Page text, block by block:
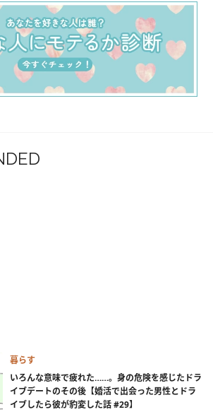
暮らす
いろんな意味で疲れた……。身の危険を感じたドラ
イブデートのその後【婚活で出会った男性とドラ
イブしたら彼が豹変した話 #29】